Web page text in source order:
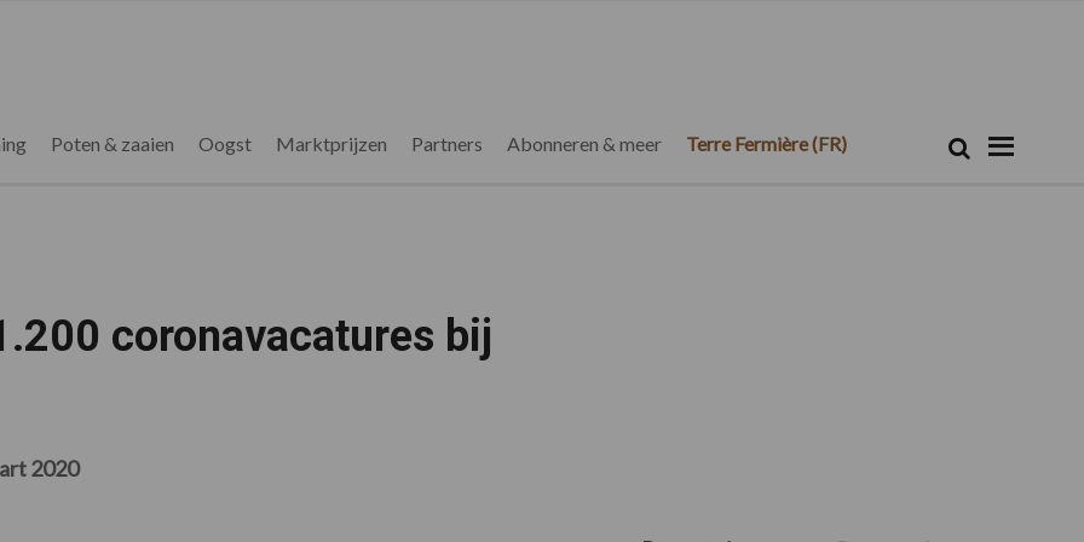
Poten & zaaien Oogst Marktprijzen Partners Abonneren & meer Terre Fermière (FR) Zoek
coronavacatures bij
2020